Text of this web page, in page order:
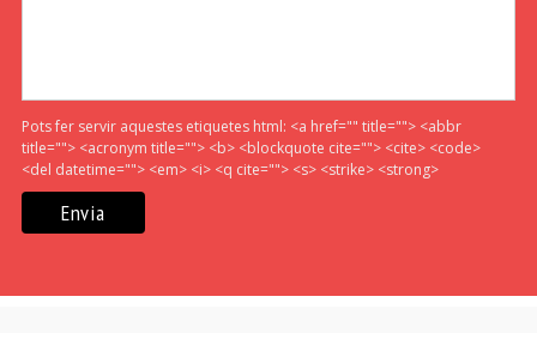
Pots fer servir aquestes etiquetes html: <a href="" title=""> <abbr
title=""> <acronym title=""> <b> <blockquote cite=""> <cite> <code>
<del datetime=""> <em> <i> <q cite=""> <s> <strike> <strong>